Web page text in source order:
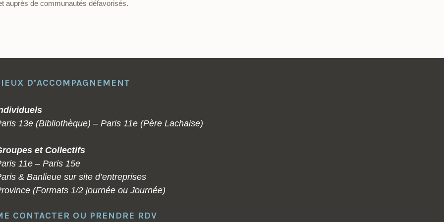
auprès de communautés défavorisés.
D’ACCOMPAGNEMENT
13e (Bibliothèque) – Paris 11e (Père Lachaise)
et Collectifs
11e – Paris 15e
& Banlieue sur site d’entreprises
(Formats 1/2 journée ou Journée)
CONTACTER OU PRENDRE RDV